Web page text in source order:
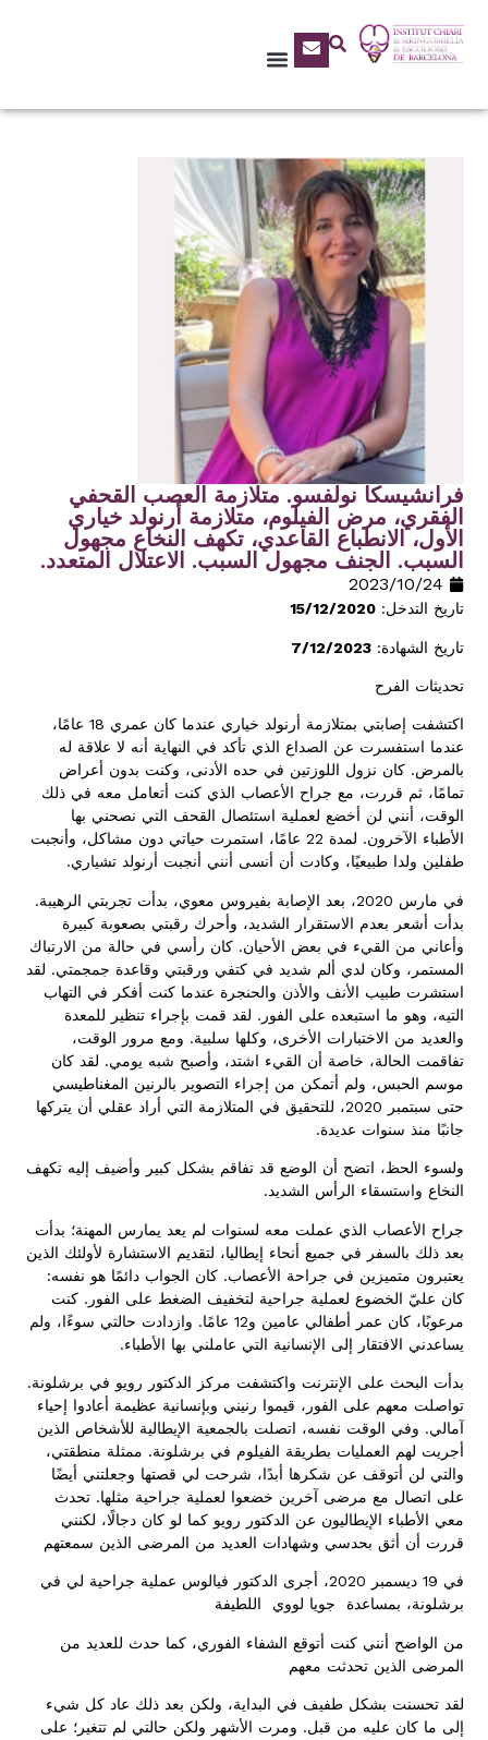
فرانشيسكا نولفسو. متلازمة العصب القحفي
الفقري، مرض الفيلوم، متلازمة أرنولد خياري
الأول، الانطباع القاعدي، تكهف النخاع مجهول
السبب. الجنف مجهول السبب. الاعتلال المتعدد.
24‏/10‏/2023
تاريخ التدخل:15/12/2020
تاريخ الشهادة:7/12/2023
تحديثات الفرح
اكتشفت إصابتي بمتلازمة أرنولد خياري عندما كان عمري 18 عامًا،
عندما استفسرت عن الصداع الذي تأكد في النهاية أنه لا علاقة له
بالمرض. كان نزول اللوزتين في حده الأدنى، وكنت بدون أعراض
تمامًا، ثم قررت، مع جراح الأعصاب الذي كنت أتعامل معه في ذلك
الوقت، أنني لن أخضع لعملية استئصال القحف التي نصحني بها
الأطباء الآخرون. لمدة 22 عامًا، استمرت حياتي دون مشاكل، وأنجبت
طفلين ولدا طبيعيًا، وكادت أن أنسى أنني أنجبت أرنولد تشياري.
في مارس 2020، بعد الإصابة بفيروس معوي، بدأت تجربتي الرهيبة.
بدأت أشعر بعدم الاستقرار الشديد، وأحرك رقبتي بصعوبة كبيرة
وأعاني من القيء في بعض الأحيان. كان رأسي في حالة من الارتباك
المستمر، وكان لدي ألم شديد في كتفي ورقبتي وقاعدة جمجمتي. لقد
استشرت طبيب الأنف والأذن والحنجرة عندما كنت أفكر في التهاب
التيه، وهو ما استبعده على الفور. لقد قمت بإجراء تنظير للمعدة
والعديد من الاختبارات الأخرى، وكلها سلبية. ومع مرور الوقت،
تفاقمت الحالة، خاصة أن القيء اشتد، وأصبح شبه يومي. لقد كان
موسم الحبس، ولم أتمكن من إجراء التصوير بالرنين المغناطيسي
حتى سبتمبر 2020، للتحقيق في المتلازمة التي أراد عقلي أن يتركها
جانبًا منذ سنوات عديدة.
ولسوء الحظ، اتضح أن الوضع قد تفاقم بشكل كبير وأضيف إليه تكهف
النخاع واستسقاء الرأس الشديد.
جراح الأعصاب الذي عملت معه لسنوات لم يعد يمارس المهنة؛ بدأت
بعد ذلك بالسفر في جميع أنحاء إيطاليا، لتقديم الاستشارة لأولئك الذين
يعتبرون متميزين في جراحة الأعصاب. كان الجواب دائمًا هو نفسه:
كان عليّ الخضوع لعملية جراحية لتخفيف الضغط على الفور. كنت
مرعوبًا، كان عمر أطفالي عامين و12 عامًا. وازدادت حالتي سوءًا، ولم
يساعدني الافتقار إلى الإنسانية التي عاملني بها الأطباء.
بدأت البحث على الإنترنت واكتشفت مركز الدكتور رويو في برشلونة.
تواصلت معهم على الفور، قيموا رنيني وبإنسانية عظيمة أعادوا إحياء
آمالي. وفي الوقت نفسه، اتصلت بالجمعية الإيطالية للأشخاص الذين
أجريت لهم العمليات بطريقة الفيلوم في برشلونة. ممثلة منطقتي،
والتي لن أتوقف عن شكرها أبدًا، شرحت لي قصتها وجعلتني أيضًا
على اتصال مع مرضى آخرين خضعوا لعملية جراحية مثلها. تحدث
معي الأطباء الإيطاليون عن الدكتور رويو كما لو كان دجالًا، لكنني
قررت أن أثق بحدسي وشهادات العديد من المرضى الذين سمعتهم
في 19 ديسمبر 2020، أجرى الدكتور فيالوس عملية جراحية لي في
برشلونة، بمساعدة جويا لووي اللطيفة
من الواضح أنني كنت أتوقع الشفاء الفوري، كما حدث للعديد من
المرضى الذين تحدثت معهم
لقد تحسنت بشكل طفيف في البداية، ولكن بعد ذلك عاد كل شيء
إلى ما كان عليه من قبل. ومرت الأشهر ولكن حالتي لم تتغير؛ على